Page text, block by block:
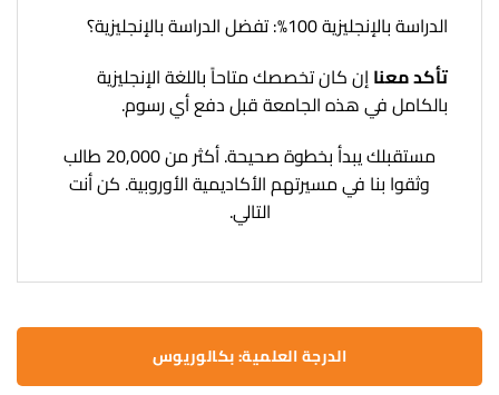
الدراسة بالإنجليزية 100%: تفضل الدراسة بالإنجليزية؟
تأكد معناإن كان تخصصك متاحاً باللغة الإنجليزية
بالكامل في هذه الجامعة قبل دفع أي رسوم.
مستقبلك يبدأ بخطوة صحيحة. أكثر من 20,000 طالب
وثقوا بنا في مسيرتهم الأكاديمية الأوروبية. كن أنت
التالي.
الدرجة العلمية: بكالوريوس